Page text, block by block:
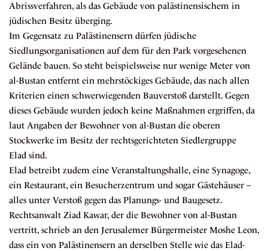
Abrissverfahren, als das Gebäude von palästinensischem in
jüdischen Besitz überging.
Im Gegensatz zu Palästinensern dürfen jüdische
Siedlungsorganisationen auf dem für den Park vorgesehenen
Gelände bauen. So steht beispielsweise nur wenige Meter von
al-Bustan entfernt ein mehrstöckiges Gebäude, das nach allen
Kriterien einen schwerwiegenden Bauverstoß darstellt. Gegen
dieses Gebäude wurden jedoch keine Maßnahmen ergriffen, da
laut Angaben der Bewohner von al-Bustan die oberen
Stockwerke im Besitz der rechtsgerichteten Siedlergruppe
Elad sind.
Elad betreibt zudem eine Veranstaltungshalle, eine Synagoge,
ein Restaurant, ein Besucherzentrum und sogar Gästehäuser –
alles unter Verstoß gegen das Planungs- und Baugesetz.
Rechtsanwalt Ziad Kawar, der die Bewohner von al-Bustan
vertritt, schrieb an den Jerusalemer Bürgermeister Moshe Leon,
dass ein von Palästinensern an derselben Stelle wie das Elad-